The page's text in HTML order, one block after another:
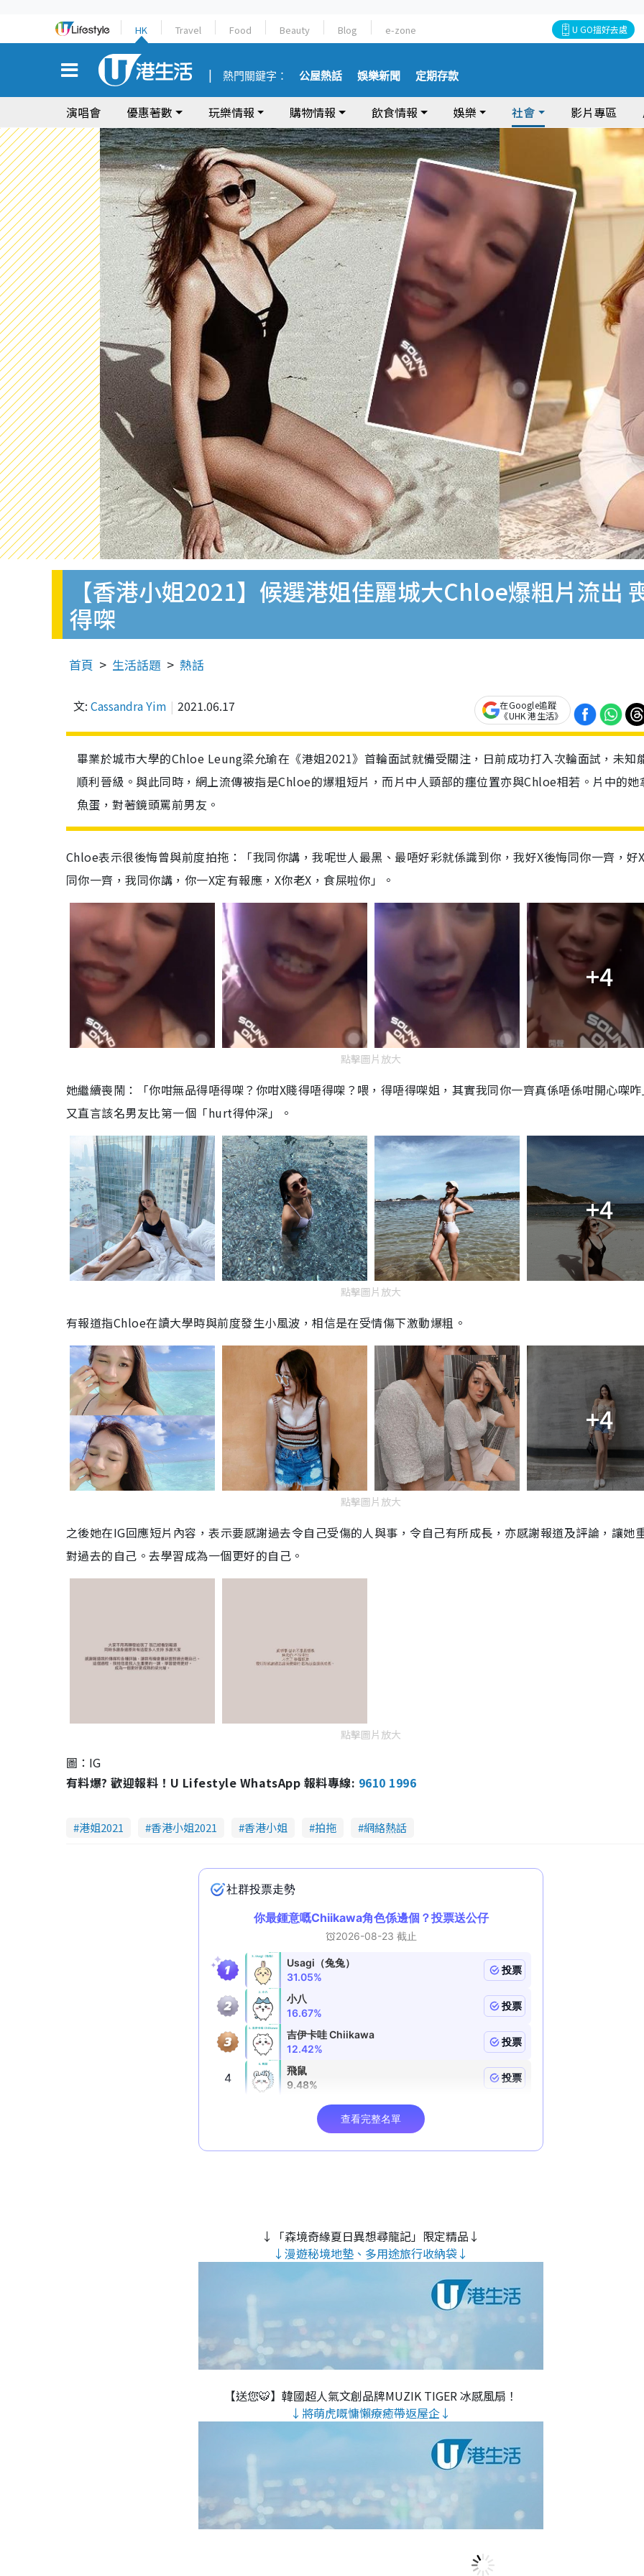
HK Travel Food Beauty Blog e-zone U GO搵好去處
熱門關鍵字： 公屋熱話 娛樂新聞 定期存款
演唱會 優惠著數 玩樂情報 購物情報 飲食情報 娛樂 社會 影片專區
【香港小姐2021】候選港姐佳麗城大Chloe爆粗片流出
得㗎
首頁 生活話題 熱話
文: Cassandra Yim 2021.06.17
在Google追蹤
《UHK 港生活》
畢業於城市大學的Chloe Leung梁允瑜在《港姐2021》首輪面試就備受關注，日前成功打入次輪面試，未知
順利晉級。與此同時，網上流傳被指是Chloe的爆粗短片，而片中人頸部的癦位置亦與Chloe相若。片中的她
魚蛋，對著鏡頭罵前男友。
Chloe表示很後悔曾與前度拍拖：「我同你講，我呢世人最黑、最唔好彩就係識到你，我好X後悔同你一齊，好
同你一齊，我同你講，你一X定有報應，X你老X，食屎啦你」。
+4
點擊圖片放大
她繼續喪鬧：「你咁無品得唔得㗎？你咁X賤得唔得㗎？喂，得唔得㗎姐，其實我同你一齊真係唔係咁開心㗎
又直言該名男友比第一個「hurt得仲深」。
+4
點擊圖片放大
有報道指Chloe在讀大學時與前度發生小風波，相信是在受情傷下激動爆粗。
+4
點擊圖片放大
之後她在IG回應短片內容，表示要感謝過去令自己受傷的人與事，令自己有所成長，亦感謝報道及評論，讓她
對過去的自己。去學習成為一個更好的自己。
點擊圖片放大
圖：IG
有料爆? 歡迎報料！U Lifestyle WhatsApp 報料專線: 9610 1996
港姐2021 香港小姐2021 香港小姐 拍拖 網絡熱話
↓「森境奇緣夏日異想尋龍記」限定精品↓
↓漫遊秘境地墊、多用途旅行收納袋↓
【送您🐯】韓國超人氣文創品牌MUZIK TIGER 冰感風扇！
↓將萌虎嘅慵懶療癒帶返屋企↓